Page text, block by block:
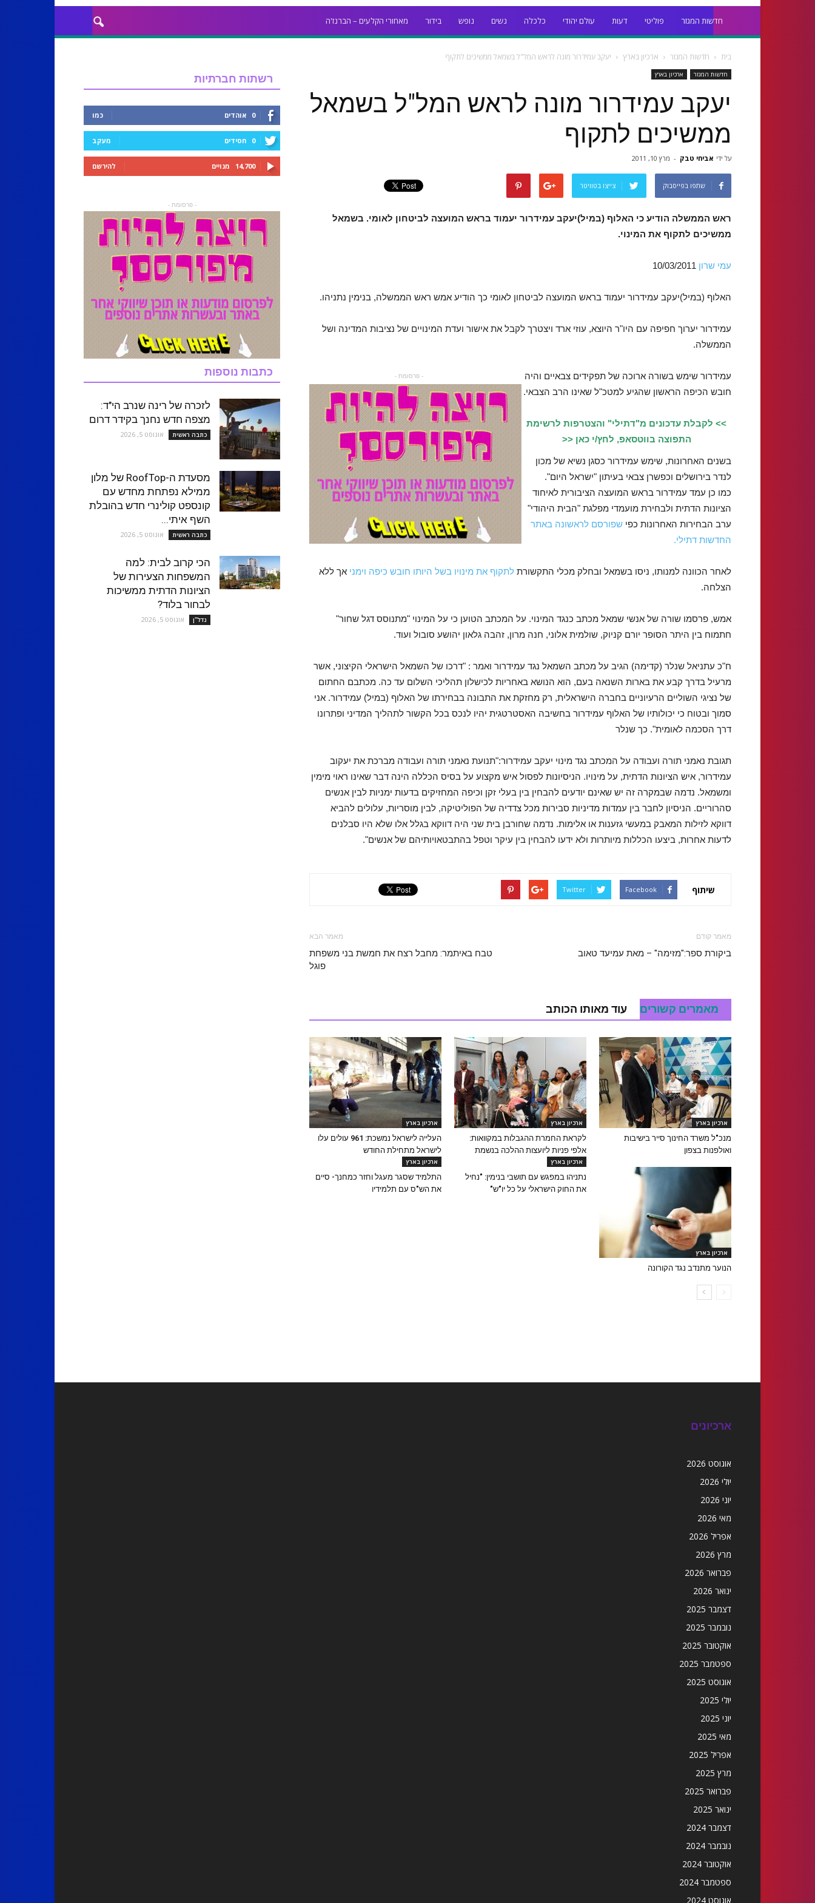
חדשות המגזר פוליטי דעות עולם יהודי כלכלה נשים נופש בידור מאחורי הקלעים – הברנז'ה
בית חדשות המגזר ארכיון בארץ יעקב עמידרור מונה לראש המל"ל בשמאל ממשיכים לתקוף
חדשות המגזר ארכיון בארץ
יעקב עמידרור מונה לראש המל"ל בשמאל
ממשיכים לתקוף
על ידי אביחי טבק - מרץ 10, 2011
שתפו בפייסבוק צייצו בטוויטר
ראש הממשלה הודיע כי האלוף (במיל)יעקב עמידרור יעמוד בראש המועצה לביטחון לאומי. בשמאל
ממשיכים לתקוף את המינוי.
עמי שרון
האלוף (במיל)יעקב עמידרור יעמוד בראש המועצה לביטחון לאומי כך הודיע אמש ראש הממשלה, בנימין נתניהו.
עמידרור יערוך חפיפה עם היו"ר היוצא, עוזי ארד ויצטרך לקבל את אישור ועדת המינויים של נציבות המדינה ושל
הממשלה.
- פרסומת -
עמידרור שימש בשורה ארוכה של תפקידים צבאיים והיה
חובש הכיפה הראשון שהגיע למטכ"ל שאינו הרב הצבאי.
>> לקבלת עדכונים מ"דתילי" והצטרפות לרשימת
התפוצה בווטסאפ, לחץ/י כאן <<
בשנים האחרונות, שימש עמידרור כסגן נשיא של מכון
לנדר בירושלים וכפשרן צבאי בעיתון "ישראל היום".
כמו כן עמד עמידרור בראש המועצה הציבורית לאיחוד
הציונות הדתית ולבחירת מועמדי מפלגת "הבית היהודי"
ערב הבחירות האחרונות כפי שפורסם לראשונה באתר
החדשות דתילי.
לאחר הכוונה למנותו, ניסו בשמאל ובחלק מכלי התקשורת לתקוף את מינויו בשל היותו חובש כיפה וימני אך ללא
הצלחה.
אמש, פרסמו שורה של אנשי שמאל מכתב כנגד המינוי. על המכתב הטוען כי על המינוי "מתנוסס דגל שחור"
חתמוח בין היתר הסופר יורם קניוק, שולמית אלוני, חנה מרון, זהבה גלאון יהושע סובול ועוד.
ח"כ עתניאל שנלר (קדימה) הגיב על מכתב השמאל נגד עמידרור ואמר : "דרכו של השמאל הישראלי הקיצוני, אשר
מרעיל בדרך קבע את בארות השנאה בעם, הוא הנושא באחריות לכישלון תהליכי השלום עד כה. מכתבם החתום
של נציגי השוליים הרעיוניים בחברה הישראלית, רק מחזקת את התבונה בבחירתו של האלוף (במיל) עמידרור. אני
סמוך ובטוח כי יכולותיו של האלוף עמידרור בחשיבה האסטרטגית יהיו לנכס בכל הקשור לתהליך המדיני ופתרונו
דרך הסכמה לאומית". כך שנלר
תגובת נאמני תורה ועבודה על המכתב נגד מינוי יעקב עמידרור:"תנועת נאמני תורה ועבודה מברכת את יעקוב
עמידרור, איש הציונות הדתית, על מינויו. הניסיונות לפסול איש מקצוע על בסיס הכללה הינה דבר שאינו ראוי מימין
ומשמאל. נדמה שבמקרה זה יש שאינם יודעים להבחין בין בעלי זקן וכיפה המחזיקים בדעות ימניות לבין אנשים
סהרוריים. הניסיון לחבר בין עמדות מדיניות סבירות מכל צדדיה של הפוליטיקה, לבין מוסריות, עלולים להביא
דווקא לזילות המאבק במעשי גזענות או אלימות. נדמה שחורבן בית שני היה דווקא בגלל אלו שלא היו סבלנים
לדעות אחרות, ביצעו הכללות מיותרות ולא ידעו להבחין בין עיקר וטפל בהתבטאויותיהם של אנשים".
שיתוף Facebook
Twitter
מאמר קודם
ביקורת ספר:"מזימה" – מאת עמיעד טאוב
מאמר הבא
טבח באיתמר: מחבל רצח את חמשת בני משפחת
פוגל
מאמרים קשורים עוד מאותו הכותב
ארכיון בארץ
מנכ"ל משרד החינוך סייר בישיבות
ואולפנות בצפון
ארכיון בארץ
לקראת החמרת ההגבלות במקוואות:
אלפי פניות ליועצות ההלכה בנשמת
ארכיון בארץ
העלייה לישראל נמשכת: 961 עולים עלו
לישראל מתחילת החודש
ארכיון בארץ
הנוער מתנדב נגד הקורונה
ארכיון בארץ
נתניהו במפגש עם תושבי בנימין: "נחיל
את החוק הישראלי על כל יו"ש"
ארכיון בארץ
התלמיד שסגר מעגל וחזר כמחנך- סיים
את הש"ס עם תלמידיו
רשתות חברתיות
0 אוהדים כמו
0 חסידים מעקב
14,700 מנויים להירשם
- פרסומת -
כתבות נוספות
לזכרה של רינה שנרב הי"ד:
מצפה חדש נחנך בקידר דרום
כתבה ראשית אוגוסט 5, 2026
מסעדת ה-RoofTop של מלון
ממילא נפתחת מחדש עם
קונספט קולינרי חדש בהובלת
השף איתי...
כתבה ראשית אוגוסט 5, 2026
הכי קרוב לבית: למה
המשפחות הצעירות של
הציונות הדתית ממשיכות
לבחור בלוד?
נדל''ן אוגוסט 5, 2026
ארכיונים
אוגוסט 2026
יולי 2026
יוני 2026
מאי 2026
אפריל 2026
מרץ 2026
פברואר 2026
ינואר 2026
דצמבר 2025
נובמבר 2025
אוקטובר 2025
ספטמבר 2025
אוגוסט 2025
יולי 2025
יוני 2025
מאי 2025
אפריל 2025
מרץ 2025
פברואר 2025
ינואר 2025
דצמבר 2024
נובמבר 2024
אוקטובר 2024
ספטמבר 2024
אוגוסט 2024